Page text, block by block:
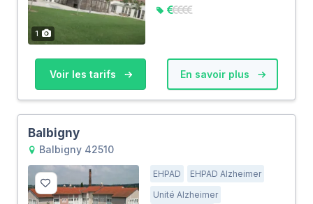
1
Voir les tarifs En savoir plus
Balbigny
Balbigny 42510
EHPAD
EHPAD Alzheimer
Unité Alzheimer